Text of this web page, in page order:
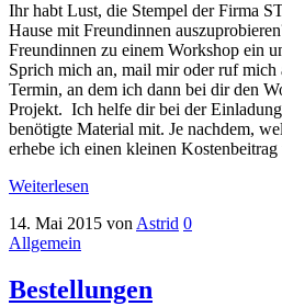
Ihr habt Lust, die Stempel der Firma
Hause mit Freundinnen
Freundinnen zu einem Workshop ein
Sprich mich an, mail mir oder ruf mich
Termin, an dem ich dann bei dir den
Projekt. Ich helfe dir bei der
benötigte Material mit. Je nachdem,
erhebe ich einen kleinen
Weiterlesen
14. Mai 2015 von Astrid 0
Allgemein
Bestellungen